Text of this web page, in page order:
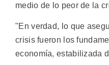
medio de lo peor de la
"En verdad, lo que
crisis fueron los
economía, estabilizada